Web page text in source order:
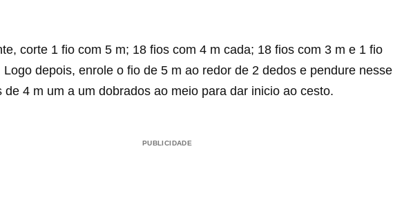
corte 1 fio com 5 m; 18 fios com 4 m cada; 18 fios com 3 m e 1 fio
Logo depois, enrole o fio de 5 m ao redor de 2 dedos e pendure nesse
de 4 m um a um dobrados ao meio para dar inicio ao cesto.
PUBLICIDADE